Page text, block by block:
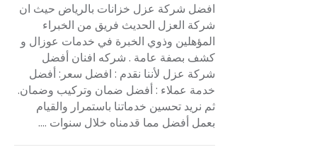
افضل شركة عزل خزانات بالرياض حيث ان
شركة العزل الحديث فريق من الخبراء
المؤهلين وذوي الخبرة في خدمات عوزال و
كشف بصفة عامة . شركه افنان أفضل
شركة عزل لأننا نقدم : افضل سعر: أفضل
خدمة عملاء : أفضل ضمان وتركيب وضمان.
ثم نريد تحسين خدماتنا باستمرار والقيام
بعمل أفضل مما قدمناه خلال سنوات ....